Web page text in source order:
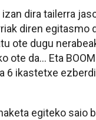
dira tailerra
diren egitasmo
ote dugu
ote da... Eta
6 ikastetxe
egiteko saio